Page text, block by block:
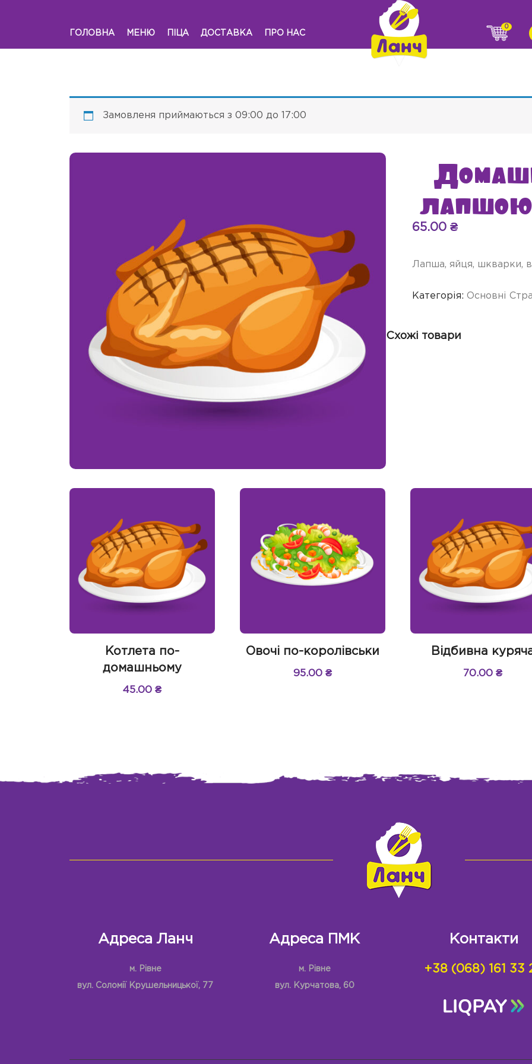
ГОЛОВНА МЕНЮ ПІЦА ДОСТАВКА ПРО НАС
0
Замовленя приймаються з 09:00 до 17:00
лапшою
65.00₴
Лапша, яйця, шкварки,
Категорія:Основні
Схожі товари
Котлета по-
домашньому
45.00₴
Овочі по-королівськи
95.00 ₴
Відбивна
70.00₴
Адреса Ланч
м. Рівне
вул. Соломії Крушельницької, 77
Адреса ПМК
м. Рівне
вул. Курчатова, 60
Контакти
+38 (068) 161 33